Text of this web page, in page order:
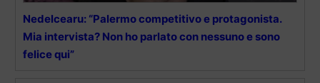
Nedelcearu: “Palermo competitivo e protagonista.
Mia intervista? Non ho parlato con nessuno e sono
felice qui”